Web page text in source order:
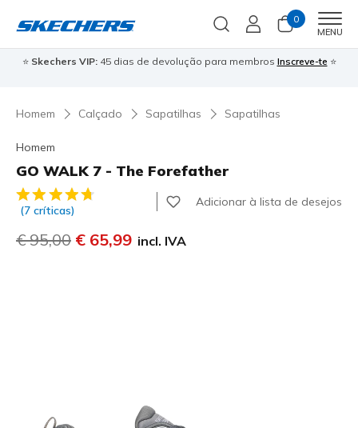
0
MENU
⭐ Skechers VIP:45 dias de devolução para membros Inscreve-te ⭐
Homem Calçado Sapatilhas Sapatilhas
Homem
GO WALK 7 - The Forefather
4$3 de 5 – Classificação do cliente
(7 críticas)
Adicionar à lista de desejos
Preço com desconto de
€ 95,00 para
€ 65,99 incl. IVA